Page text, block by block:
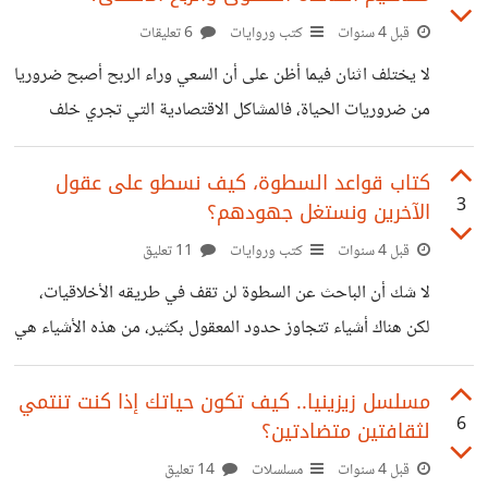
قبل 4 سنوات كتب وروايات
لا يختلف اثنان فيما أظن على أن السعي وراء الربح أصبح ضروريا
من ضروريات الحياة، فالمشاكل الاقتصادية التي تجري خلف
المجتمعات جري الشرطيّ خلف سارق، وارتفاع الأسعار الذي وصل
إلى الحلقوم، كافيان لأن ينظر الإنسان إلى المال نظرة تقديس، لا
أقول أن كل إنسان ينظر إليه هذه النظرة لكن على الأقل هم
الغالبية. ومما لا شك فيه أن الدعاية والإعلان لهما دور مهم وكبير
في تحديد آلية الربح، لكن أيجب لتحقيق ذلك أن تكون هذه
الدعاية كاذبة وهمها الأكبر الربح
3
كتاب قواعد السطوة، كيف نسطو على عقول
الآخرين ونستغل جهودهم؟
قبل 4 سنوات كتب وروايات
لا شك أن الباحث عن السطوة لن تقف في طريقه الأخلاقيات،
لكن هناك أشياء تتجاوز حدود المعقول بكثير، من هذه الأشياء هي
سرقة جهود الآخرين ونسبتها للنفس، ومن أنواع هذه السرقة
المنتشرة منذ زمن بالفعل، سرقة الأفكار والاختراعات. فيستغل
شخص أفكار آخرين التي ساعدته ثم ينسبها إلى نفسه. عند
قراءتي لكتاب قواعد السطوة لروبرت غرين، استوقفتني القاعدة
6
مسلسل زيزينيا.. كيف تكون حياتك إذا كنت تنتمي
لثقافتين متضادتين؟
قبل 4 سنوات مسلسلات